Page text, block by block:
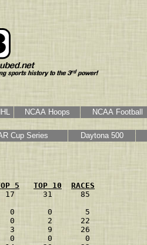
NCAA Hoops NCAA Football
Cup Series Daytona 500
5 TOP 10
RACES
31      85
0       0       5
0       2      22
3       9      26
0       0       0